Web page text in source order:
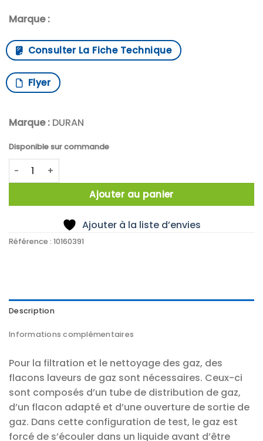
Marque :
Consulter La Fiche Technique
Flyer
Marque : DURAN
Disponible sur commande
quantité de DWK Life Sciences Flacon laveur de gaz
Ajouter au panier
Ajouter à la liste d’envies
Référence : 10160391
Description
Informations complémentaires
Pour la filtration et le nettoyage des gaz, des
flacons laveurs de gaz sont nécessaires. Ceux-ci
sont composés d’un tube de distribution de gaz,
d’un flacon adapté et d’une ouverture de sortie de
gaz. Dans cette configuration de test, le gaz est
forcé de s’écouler dans un liquide avant d’être